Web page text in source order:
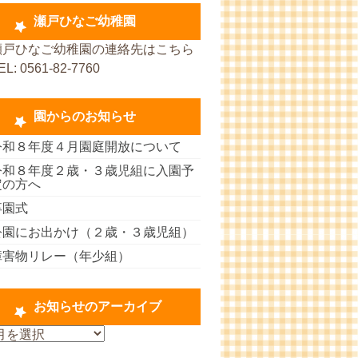
瀬戸ひなご幼稚園
戸ひなご幼稚園の連絡先はこちら
0561-82-7760
園からのお知らせ
和８年度４月園庭開放について
和８年度２歳・３歳児組に入園予
の方へ
園式
にお出かけ（２歳・３歳児組）
物リレー（年少組）
お知らせのアーカイブ